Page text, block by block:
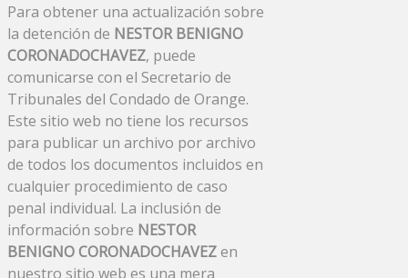
Para obtener una actualización sobre
la detención de NESTOR BENIGNO
CORONADOCHAVEZ, puede
comunicarse con el Secretario de
Tribunales del Condado de Orange.
Este sitio web no tiene los recursos
para publicar un archivo por archivo
de todos los documentos incluidos en
cualquier procedimiento de caso
penal individual. La inclusión de
información sobre NESTOR
BENIGNO CORONADOCHAVEZen
nuestro sitio web es una mera